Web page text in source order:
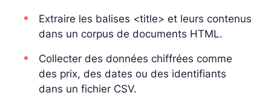
Extraire les balises <title> et leurs contenus
dans un corpus de documents HTML.
Collecter des données chiffrées comme
des prix, des dates ou des identifiants
dans un fichier CSV.